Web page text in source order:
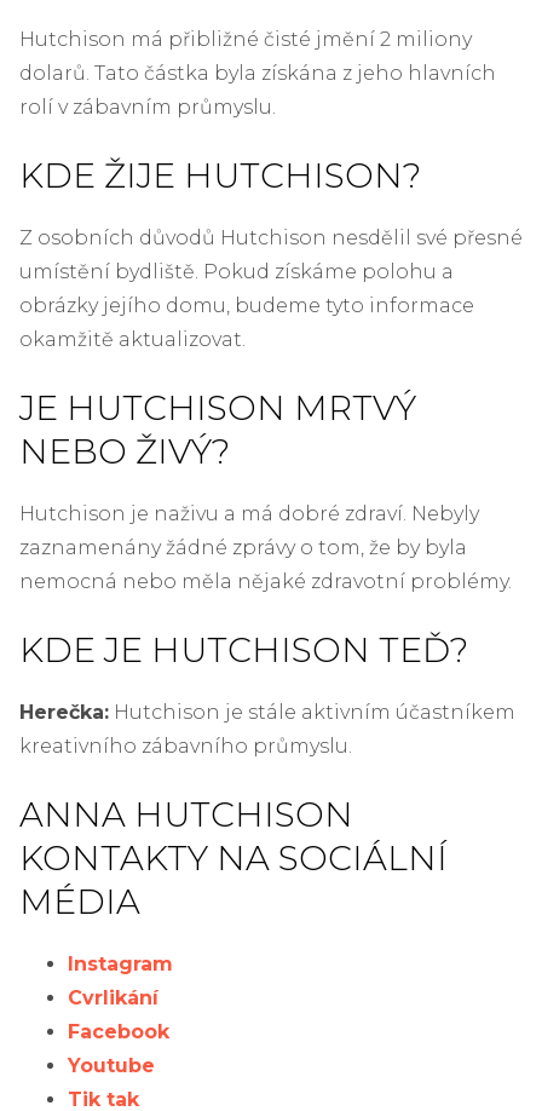
Hutchison má přibližné čisté jmění 2 miliony
dolarů. Tato částka byla získána z jeho hlavních
rolí v zábavním průmyslu.
KDE ŽIJE HUTCHISON?
Z osobních důvodů Hutchison nesdělil své přesné
umístění bydliště. Pokud získáme polohu a
obrázky jejího domu, budeme tyto informace
okamžitě aktualizovat.
JE HUTCHISON MRTVÝ
NEBO ŽIVÝ?
Hutchison je naživu a má dobré zdraví. Nebyly
zaznamenány žádné zprávy o tom, že by byla
nemocná nebo měla nějaké zdravotní problémy.
KDE JE HUTCHISON TEĎ?
Herečka: Hutchison je stále aktivním účastníkem
kreativního zábavního průmyslu.
ANNA HUTCHISON
KONTAKTY NA SOCIÁLNÍ
MÉDIA
Instagram
Cvrlikání
Facebook
Youtube
Tik tak